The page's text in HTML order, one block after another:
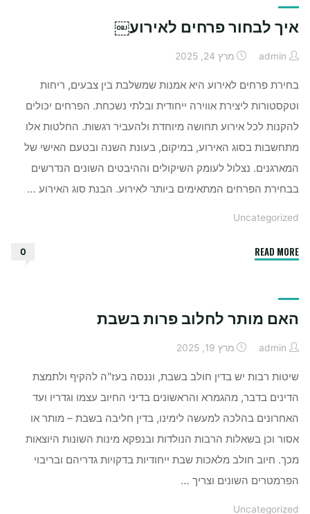
ריח
איך לבחור פרחים לאירוע￼
admin מרץ 24, 2025
בחירת פרחים לאירוע היא אמנות שמשלבת בין צבעים, ריחות
וטקסטורות ליצירת אווירה ייחודית ובלתי נשכחת. הפרחים יכולים
להקנות לכל אירוע תחושה מיוחדת ולהעביר רגשות. החלטות אלו
מתחשבות בסוג האירוע, במיקום, בעונת השנה ובטעם האישי של
המארגנים. נצלול לעומק השיקולים וההיבטים השונים הנדרשים
בבחירת הפרחים המתאימים ביותר לאירוע. הבנת סוג האירוע …
Uncategorized
READ MORE
￼"
0
האם מותר לחלוב פרות בשבת
admin מרץ 19, 2025
שיטות רבות יש בדין חולב בשבת, וננסה בעז"ה להקיף ולתמצת
הדינים בדבר, מהגמרא והראשונים בדיני החיוב עצמו וגדריו ועד
האחרונים בהלכה למעשה לימינו, בדין חליבה בשבת – מותר או
אסור וכן בשאלות הרבות הנולדות ובנפקא מינות השונות היוצאות
מכך. חיוב חולב מלאכות שבת ייחודיות בדקויות גדריהם ובריבוי
הפרמטרים השונים וצריך …
Uncategorized